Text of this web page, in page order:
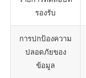
รองรับ
การปกป้องความ
ปลอดภัยของ
ข้อมูล